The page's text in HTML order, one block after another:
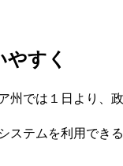
すく
では１日より、
テムを利用でき